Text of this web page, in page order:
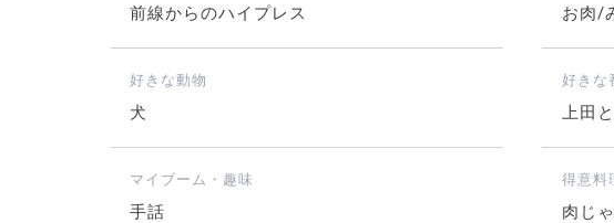
前線からのハイプレス お肉/
好きな動物
犬
好きな
上田
マイブーム・趣味
手話
得意料
肉じ